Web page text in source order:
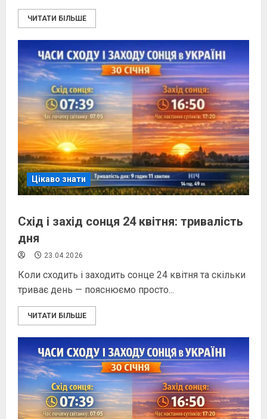
ЧИТАТИ БІЛЬШЕ
Цікаво знати
Схід і захід сонця 24 квітня: тривалість
дня
23.04.2026
Коли сходить і заходить сонце 24 квітня та скільки
триває день — пояснюємо просто...
ЧИТАТИ БІЛЬШЕ